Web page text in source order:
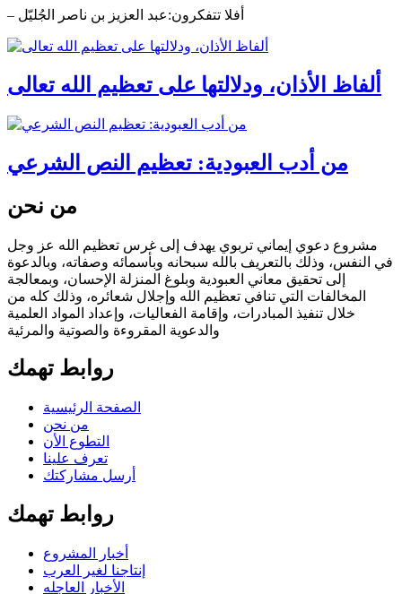
– أفلا تتفكرون:عبد العزيز بن ناصر الجُليّل
ألفاظ الأذان، ودلالتها على تعظيم الله تعالى
من أدب العبودية: تعظيم النص الشرعي
من نحن
مشروع دعوي إيماني تربوي يهدف إلى غرس تعظيم الله عز وجل
في النفس، وذلك بالتعريف بالله سبحانه وبأسمائه وصفاته، وبالدعوة
إلى تحقيق معاني العبودية وبلوغ المنزلة الإحسان، وبمعالجة
المخالفات التي تنافي تعظيم الله وإجلال شعائره، وذلك كله من
خلال تنفيذ المبادرات، وإقامة الفعاليات، وإعداد المواد العلمية
والدعوية المقروءة والصوتية والمرئية
روابط تهمك
الصفحة الرئيسية
من نحن
التطوع الأن
تعرف علينا
أرسل مشاركتك
روابط تهمك
أخبار المشروع
إنتاجنا لغير العرب
الأخبار العاجله